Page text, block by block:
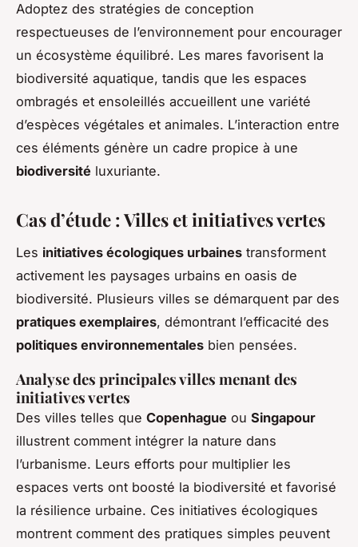
Adoptez des stratégies de conception
respectueuses de l’environnement pour encourager
un écosystème équilibré. Les mares favorisent la
biodiversité aquatique, tandis que les espaces
ombragés et ensoleillés accueillent une variété
d’espèces végétales et animales. L’interaction entre
ces éléments génère un cadre propice à une
biodiversité luxuriante.
Cas d’étude : Villes et initiatives vertes
Les initiatives écologiques urbaines transforment
activement les paysages urbains en oasis de
biodiversité. Plusieurs villes se démarquent par des
pratiques exemplaires, démontrant l’efficacité des
politiques environnementales bien pensées.
Analyse des principales villes menant des
initiatives vertes
Des villes telles que Copenhague ou Singapour
illustrent comment intégrer la nature dans
l’urbanisme. Leurs efforts pour multiplier les
espaces verts ont boosté la biodiversité et favorisé
la résilience urbaine. Ces initiatives écologiques
montrent comment des pratiques simples peuvent